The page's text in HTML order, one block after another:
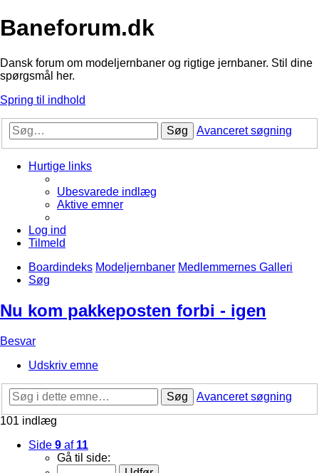
Baneforum.dk
Dansk forum om modeljernbaner og rigtige jernbaner. Stil dine
spørgsmål her.
Spring til indhold
Søg Avanceret søgning
Hurtige links
Ubesvarede indlæg
Aktive emner
Log ind
Tilmeld
Boardindeks Modeljernbaner Medlemmernes Galleri
Søg
Nu kom pakkeposten forbi - igen
Besvar
Udskriv emne
Søg
Avanceret søgning
101 indlæg
Side 9 af 11
Gå til side: